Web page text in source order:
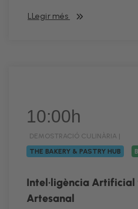
LLegir més
10:00h
DEMOSTRACIÓ CULINÀRIA |
THE BAKERY & PASTRY HUB
Intel·ligència Artificial
Artesanal